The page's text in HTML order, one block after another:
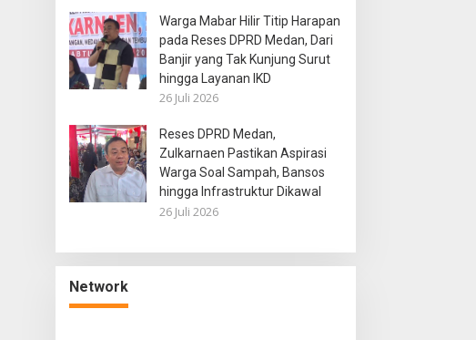
Warga Mabar Hilir Titip Harapan
pada Reses DPRD Medan, Dari
Banjir yang Tak Kunjung Surut
hingga Layanan IKD
26 Juli 2026
Reses DPRD Medan,
Zulkarnaen Pastikan Aspirasi
Warga Soal Sampah, Bansos
hingga Infrastruktur Dikawal
26 Juli 2026
Network